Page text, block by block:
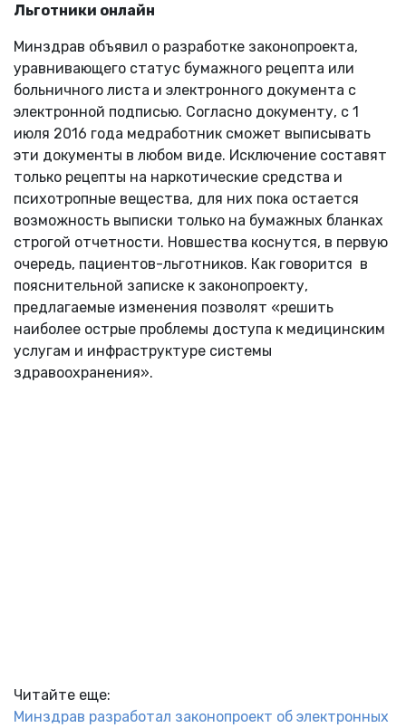
Льготники онлайн
Минздрав объявил о разработке законопроекта,
уравнивающего статус бумажного рецепта или
больничного листа и электронного документа с
электронной подписью. Согласно документу, с 1
июля 2016 года медработник сможет выписывать
эти документы в любом виде. Исключение составят
только рецепты на наркотические средства и
психотропные вещества, для них пока остается
возможность выписки только на бумажных бланках
строгой отчетности. Новшества коснутся, в первую
очередь, пациентов-льготников. Как говорится в
пояснительной записке к законопроекту,
предлагаемые изменения позволят «решить
наиболее острые проблемы доступа к медицинским
услугам и инфраструктуре системы
здравоохранения».
Читайте еще:
Минздрав разработал законопроект об электронных